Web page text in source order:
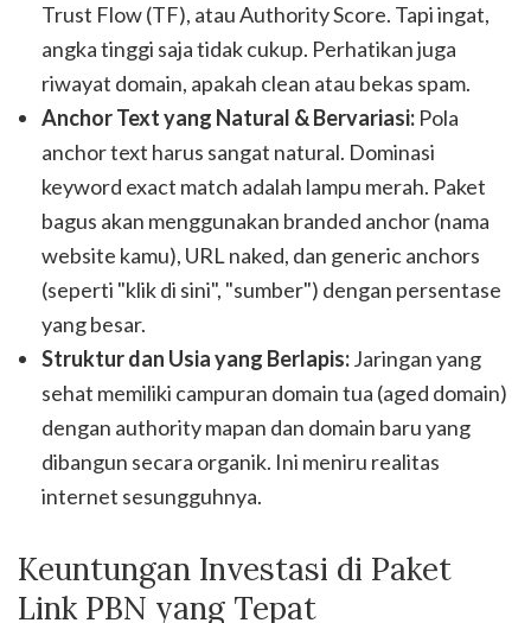
Trust Flow (TF), atau Authority Score. Tapi ingat,
angka tinggi saja tidak cukup. Perhatikan juga
riwayat domain, apakah clean atau bekas spam.
Anchor Text yang Natural & Bervariasi: Pola
anchor text harus sangat natural. Dominasi
keyword exact match adalah lampu merah. Paket
bagus akan menggunakan branded anchor (nama
website kamu), URL naked, dan generic anchors
(seperti "klik di sini", "sumber") dengan persentase
yang besar.
Struktur dan Usia yang Berlapis:Jaringan yang
sehat memiliki campuran domain tua (aged domain)
dengan authority mapan dan domain baru yang
dibangun secara organik. Ini meniru realitas
internet sesungguhnya.
Keuntungan Investasi di Paket
Link PBN yang Tepat